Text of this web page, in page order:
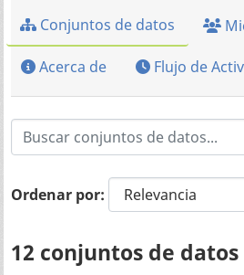
Conjuntos de datos
Acerca de Flujo de
Ordenar por
12 conjuntos de